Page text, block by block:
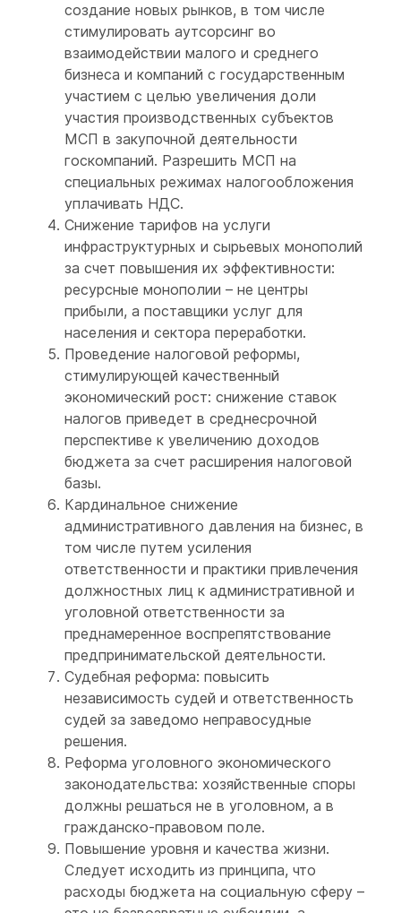
создание новых рынков, в том числе
стимулировать аутсорсинг во
взаимодействии малого и среднего
бизнеса и компаний с государственным
участием с целью увеличения доли
участия производственных субъектов
МСП в закупочной деятельности
госкомпаний. Разрешить МСП на
специальных режимах налогообложения
уплачивать НДС.
Снижение тарифов на услуги
инфраструктурных и сырьевых монополий
за счет повышения их эффективности:
ресурсные монополии – не центры
прибыли, а поставщики услуг для
населения и сектора переработки.
Проведение налоговой реформы,
стимулирующей качественный
экономический рост: снижение ставок
налогов приведет в среднесрочной
перспективе к увеличению доходов
бюджета за счет расширения налоговой
базы.
Кардинальное снижение
административного давления на бизнес, в
том числе путем усиления
ответственности и практики привлечения
должностных лиц к административной и
уголовной ответственности за
преднамеренное воспрепятствование
предпринимательской деятельности.
Судебная реформа: повысить
независимость судей и ответственность
судей за заведомо неправосудные
решения.
Реформа уголовного экономического
законодательства: хозяйственные споры
должны решаться не в уголовном, а в
гражданско-правовом поле.
Повышение уровня и качества жизни.
Следует исходить из принципа, что
расходы бюджета на социальную сферу –